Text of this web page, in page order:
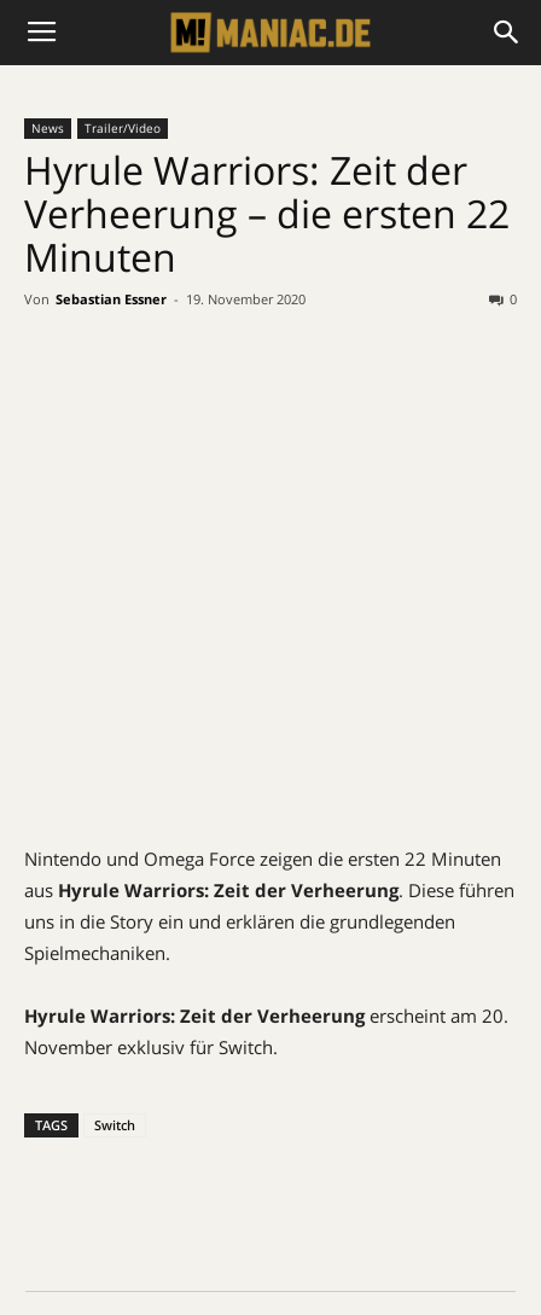
News Trailer/Video
Hyrule Warriors: Zeit der
Verheerung – die ersten 22
Minuten
Von Sebastian Essner - 19. November 2020 0
Nintendo und Omega Force zeigen die ersten 22 Minuten
aus Hyrule Warriors: Zeit der Verheerung. Diese führen
uns in die Story ein und erklären die grundlegenden
Spielmechaniken.
Hyrule Warriors: Zeit der Verheerungerscheint am 20.
November exklusiv für Switch.
TAGS Switch